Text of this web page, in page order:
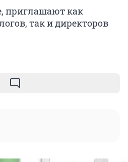
приглашают как
так и директоров